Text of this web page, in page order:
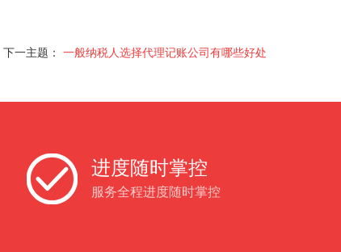
下一主题： 一般纳税人选择代理记账公司有哪些好处
进度随时掌控
服务全程进度随时掌控